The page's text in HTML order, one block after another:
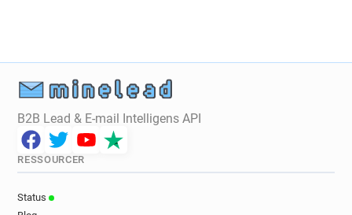
e************@lewisham.gov.uk
t*********@lewisham.gov.uk
b*******@lewisham.gov.uk
t***********@lewisham.gov.uk
B2B Lead & E-mail Intelligens API
RESSOURCER
Status